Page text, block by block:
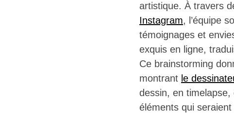
artistique. À travers
Instagram, l’équipe
témoignages et
exquis en ligne,
Ce brainstorming
montrant le
dessin, en
éléments qui